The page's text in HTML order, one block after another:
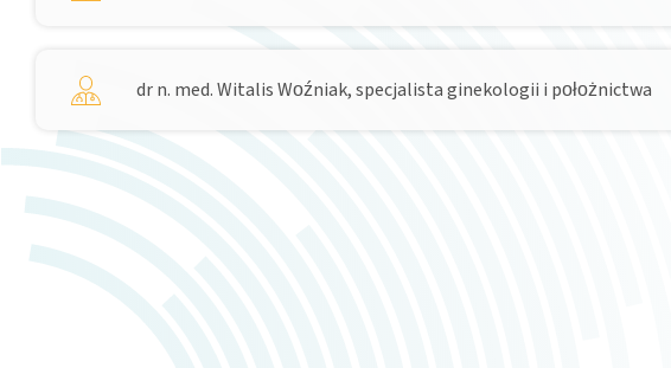
dr n. med. Witalis Woźniak, specjalista ginekologii i położnictwa